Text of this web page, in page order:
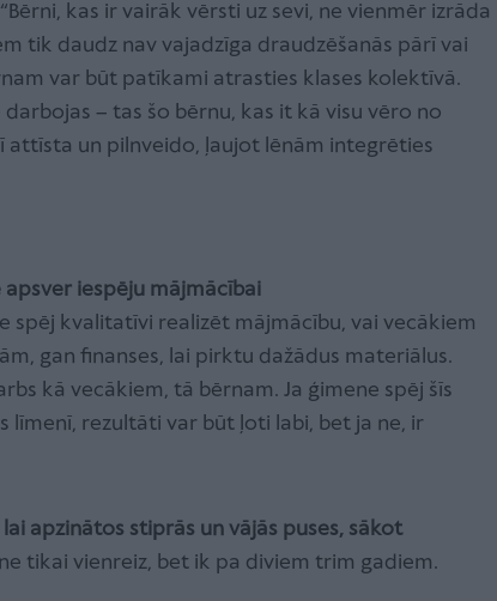
kas ir vairāk vērsti uz sevi, ne vienmēr izrāda
tik daudz nav vajadzīga draudzēšanās pārī vai
var būt patīkami atrasties klases kolektīvā.
– tas šo bērnu, kas it kā visu vēro no
attīsta un pilnveido, ļaujot lēnām integrēties
apsver iespēju mājmācībai
spēj kvalitatīvi realizēt mājmācību, vai vecākiem
gan finanses, lai pirktu dažādus materiālus.
kā vecākiem, tā bērnam. Ja ģimene spēj šīs
līmenī, rezultāti var būt ļoti labi, bet ja ne, ir
apzinātos stiprās un vājās puses, sākot
tikai vienreiz, bet ik pa diviem trim gadiem.